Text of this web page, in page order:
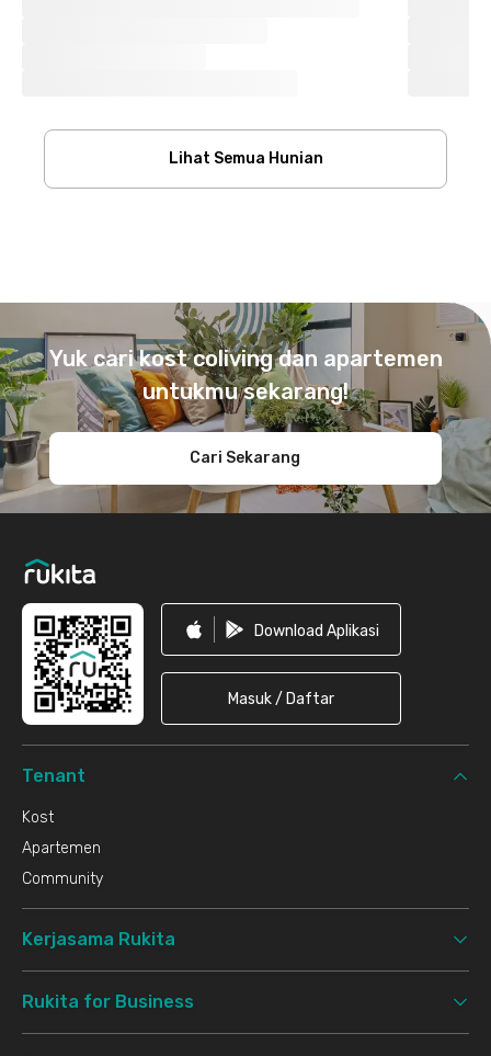
Lihat Semua Hunian
Yuk cari kost coliving dan apartemen
untukmu sekarang!
Cari Sekarang
Download Aplikasi
Masuk / Daftar
Tenant
Kost
Apartemen
Community
Kerjasama Rukita
Rukita for Business